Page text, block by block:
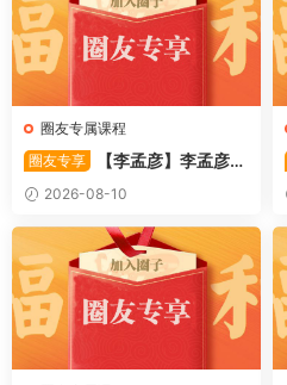
圈友专属课程
圈友专享
【李孟彦】李孟彦集
合竞价全攻略 股市行者孙 —
竞价 2PDF文件
2026-08-10